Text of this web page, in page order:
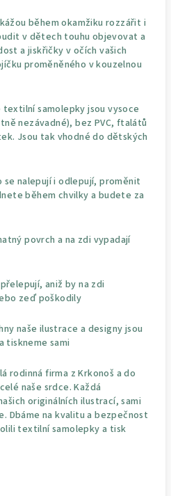
během okamžiku rozzářit i
v dětech touhu objevovat a
a jiskřičky v očích vašich
proměněného v kouzelnou
textilní samolepky jsou vysoce
nezávadné), bez PVC, ftalátů
Jsou tak vhodné do dětských
se nalepují i odlepují, proměnit
během chvilky a budete za
povrch a na zdi vypadají
aniž by na zdi
zeď poškodily
naše ilustrace a designy jsou
tiskneme sami
rodinná firma z Krkonoš a do
naše srdce. Každá
originálních ilustrací, sami
Dbáme na kvalitu a bezpečnost
textilní samolepky a tisk